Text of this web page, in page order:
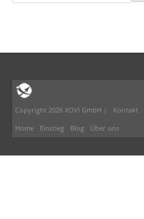
nach:
Copyright 2026 XOVI GmbH | Kontakt
Home
Einstieg Blog Über uns